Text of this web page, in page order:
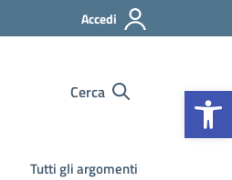
Accedi
Cerca
Tutti gli argomenti